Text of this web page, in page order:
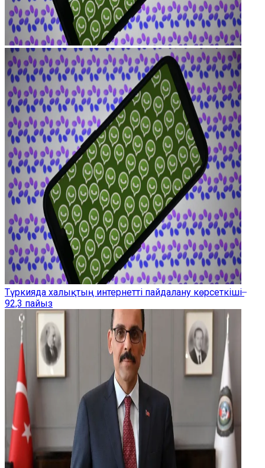
Түркияда халықтың интернетті пайдалану көрсеткіші ̶
92,3 пайыз